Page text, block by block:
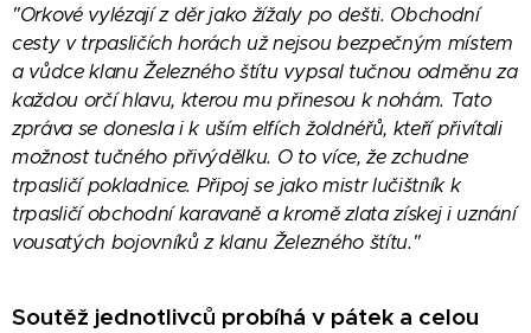
"Orkové vylézají z děr jako žížaly po dešti. Obchodní
cesty v trpasličích horách už nejsou bezpečným místem
a vůdce klanu Železného štítu vypsal tučnou odměnu za
každou orčí hlavu, kterou mu přinesou k nohám. Tato
zpráva se donesla i k uším elfích žoldnéřů, kteří přivítali
možnost tučného přivýdělku. O to více, že zchudne
trpasličí pokladnice. Připoj se jako mistr lučištník k
trpasličí obchodní karavaně a kromě zlata získej i uznání
vousatých bojovníků z klanu Železného štítu."
Soutěž jednotlivců probíhá v pátek a celou